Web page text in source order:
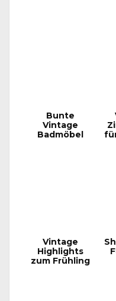
Bunte
Vintage
Badmöbel
Vintage
Highlights
zum Frühling